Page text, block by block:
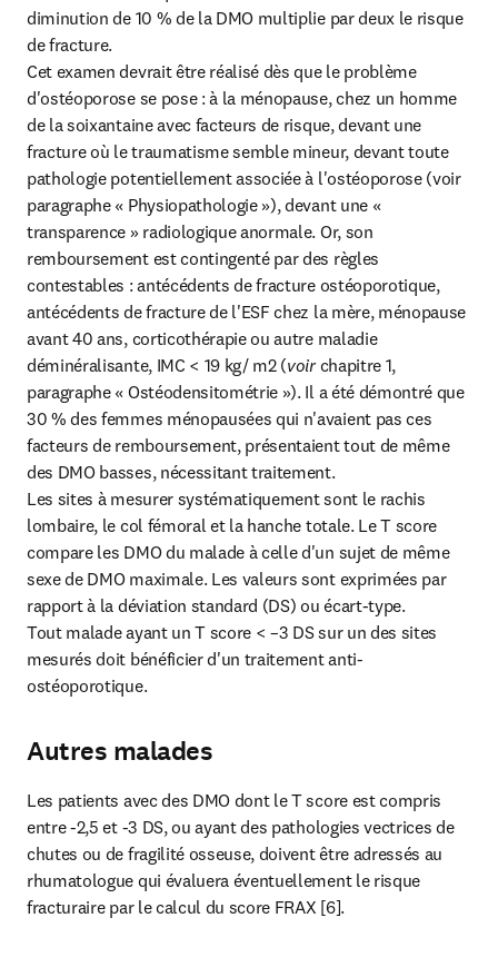
diminution de 10 % de la DMO multiplie par deux le risque
de fracture.
Cet examen devrait être réalisé dès que le problème
d'ostéoporose se pose : à la ménopause, chez un homme
de la soixantaine avec facteurs de risque, devant une
fracture où le traumatisme semble mineur, devant toute
pathologie potentiellement associée à l'ostéoporose (voir
paragraphe « Physiopathologie »), devant une «
transparence » radiologique anormale. Or, son
remboursement est contingenté par des règles
contestables : antécédents de fracture ostéoporotique,
antécédents de fracture de l'ESF chez la mère, ménopause
avant 40 ans, corticothérapie ou autre maladie
déminéralisante, IMC < 19 kg/ m2 (voir chapitre 1,
paragraphe « Ostéodensitométrie »). Il a été démontré que
30 % des femmes ménopausées qui n'avaient pas ces
facteurs de remboursement, présentaient tout de même
des DMO basses, nécessitant traitement.
Les sites à mesurer systématiquement sont le rachis
lombaire, le col fémoral et la hanche totale. Le T score
compare les DMO du malade à celle d'un sujet de même
sexe de DMO maximale. Les valeurs sont exprimées par
rapport à la déviation standard (DS) ou écart-type.
Tout malade ayant un T score < –3 DS sur un des sites
mesurés doit bénéficier d'un traitement anti-
ostéoporotique.
Autres malades
Les patients avec des DMO dont le T score est compris
entre -2,5 et -3 DS, ou ayant des pathologies vectrices de
chutes ou de fragilité osseuse, doivent être adressés au
rhumatologue qui évaluera éventuellement le risque
fracturaire par le calcul du score FRAX [6].